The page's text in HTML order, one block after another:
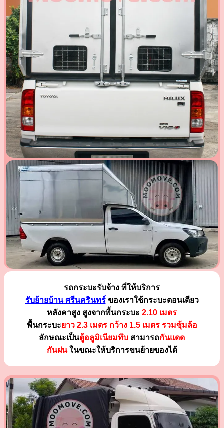
รถกระบะรับจ้าง ที่ให้บริการ
รับย้ายบ้าน ศรีนครินทร์ของเราใช้กระบะตอนเดียว
หลังคาสูง สูงจากพื้นกระบะ 2.10 เมตร
พื้นกระบะยาว 2.3 เมตร กว้าง 1.5 เมตร รวมซุ้มล้อ
ลักษณะเป็นตู้อลูมิเนียมทึบ สามารถกันแดด
กันฝนในขณะให้บริการขนย้ายของได้